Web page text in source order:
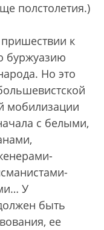
полстолетия.)
к
буржуазию
Но это
мобилизации
с белыми,
У
быть
ее